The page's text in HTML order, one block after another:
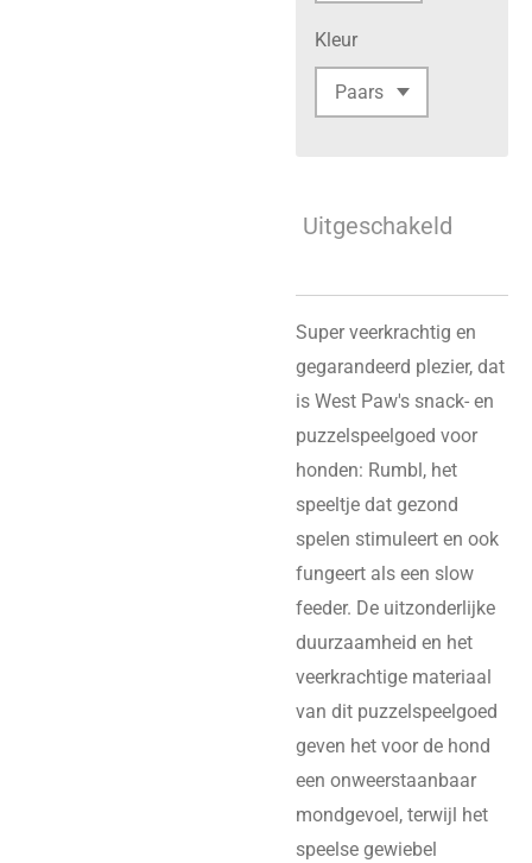
Kleur
Uitgeschakeld
Super veerkrachtig en
gegarandeerd plezier, dat
is West Paw's snack- en
puzzelspeelgoed voor
honden: Rumbl, het
speeltje dat gezond
spelen stimuleert en ook
fungeert als een slow
feeder. De uitzonderlijke
duurzaamheid en het
veerkrachtige materiaal
van dit puzzelspeelgoed
geven het voor de hond
een onweerstaanbaar
mondgevoel, terwijl het
speelse gewiebel